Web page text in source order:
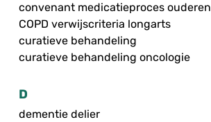
convenant medicatieproces ouderen
COPD verwijscriteria longarts
curatieve behandeling
curatieve behandeling oncologie
D
dementie delier